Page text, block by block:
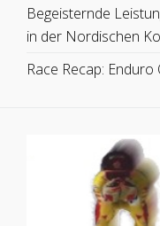
Begeisternde
in der Nordischen
Race Recap: